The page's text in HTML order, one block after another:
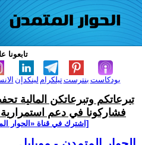
تابعونا
لينكدإن تيلكرامبنترست بودكاست
تبرعاتكم وتبرعاتكن المالية
فشاركونا في دعم استمرارية
[اشترك في قناة ‫«الحوار